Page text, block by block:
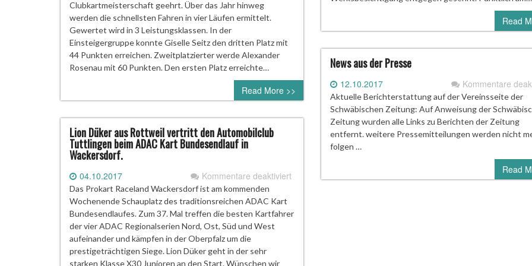
Read
Clubkartmeisterschaft geehrt. Über das Jahr hinweg
werden die schnellsten Fahren in vier Läufen ermittelt.
Gewertet wird in 3 Leistungsklassen. In der
Einsteigergruppe konnte Giselle Seitz den dritten Platz mit
44 Punkten erreichen. Zweitplatzierter werde Alexander
Rosenau mit 60 Punkten. Den ersten Platz erreichte…
Read More >>
News aus der Presse
12.10.2017 Kommentare
Aktuelle Berichterstattung auf der Vereinsseite der
Schwäbischen Zeitung: Auf Anweisung der
Zeitung wurden alle Links zu Berichten der Zeitung
entfernt. weitere Pressemitteilungen werden nicht
folgen …
Read
Lion Düker aus Rottweil vertritt den Automobilclub
Tuttlingen beim ADAC Kart Bundesendlauf in
Wackersdorf.
04.10.2017 Kommentare deaktiviertfür
aus
Das Prokart Raceland Wackersdorf ist am kommenden
Wochenende Schauplatz des traditionsreichen ADAC Kart
Bundesendlaufes. Zum 37. Mal treffen die besten Kartfahrer
der vier ADAC Regionalserien Nord, Ost, Süd und West
aufeinander und kämpfen in der Oberpfalz um die
prestigeträchtigen Siege. Lion Düker geht in der sehr
starken Klasse X30 Junioren an den Start. Wünschen wir